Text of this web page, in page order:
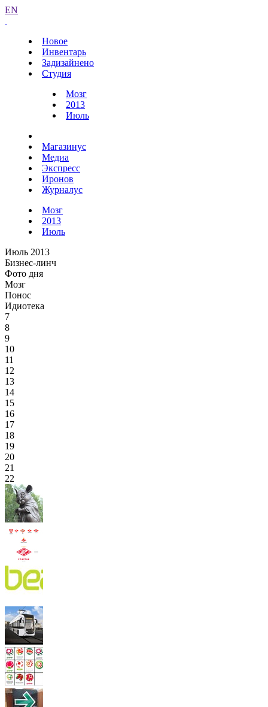
EN
Новое
Инвентарь
Задизайнено
Студия
Мозг
2013
Июль
Магазинус
Медиа
Экспресс
Иронов
Журналус
Мозг
2013
Июль
Июль 2013
Бизнес-линч
Фото дня
Мозг
Понос
Идиотека
7
8
9
10
11
12
13
14
15
16
17
18
19
20
21
22